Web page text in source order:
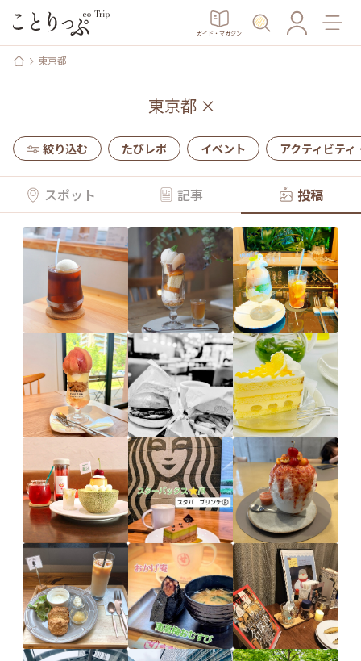
ガイド・マガジン
東京都
東京都 ×
絞り込む たびレポ イベント アクティビティ
スポット 記事 投稿